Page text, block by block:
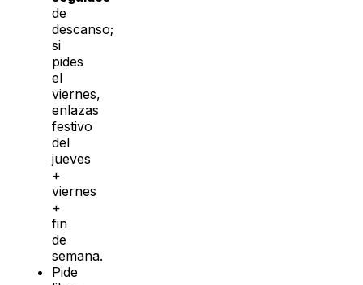
de
descanso;
si
pides
el
viernes,
enlazas
festivo
del
jueves
+
viernes
+
fin
de
semana.
Pide